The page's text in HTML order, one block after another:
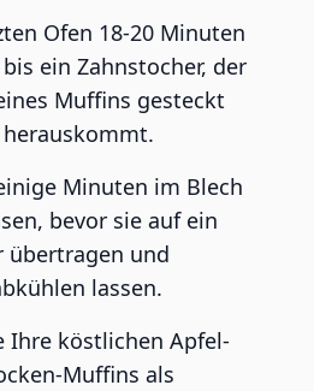
Ofen 18-20 Minuten
ein Zahnstocher, der
Muffins gesteckt
Minuten im Blech
bevor sie auf ein
übertragen und
lassen.
Ihre köstlichen Apfel-
Muffins als